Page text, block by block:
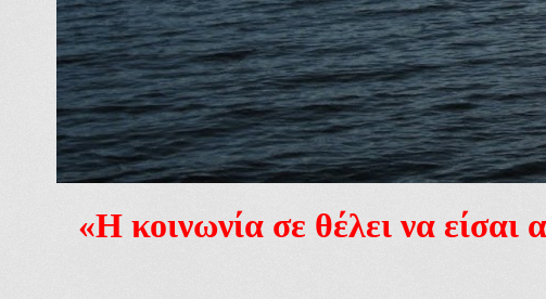
«Η κοινωνία σε θέλει να